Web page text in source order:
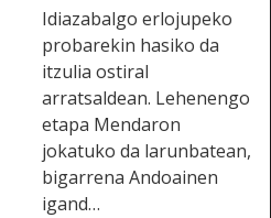
Idiazabalgo erlojupeko
probarekin hasiko da
itzulia ostiral
arratsaldean. Lehenengo
etapa Mendaron
jokatuko da larunbatean,
bigarrena Andoainen
igand…